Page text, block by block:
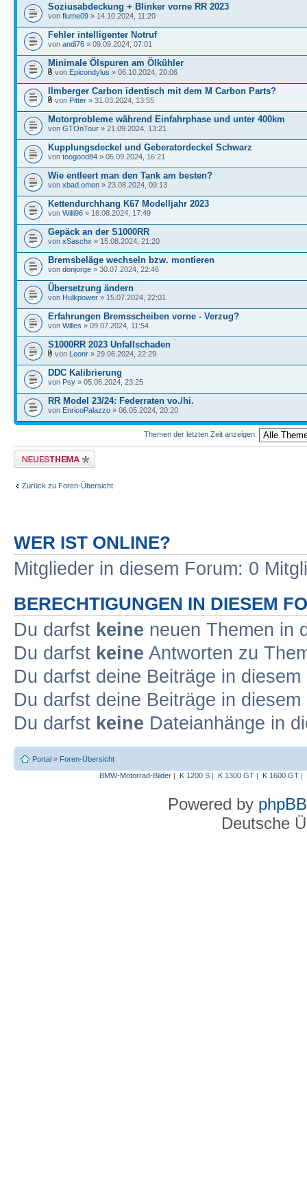
Soziusabdeckung + Blinker vorne RR 2023
von fiume09 » 14.10.2024, 11:20
Fehler intelligenter Notruf
von andi76 » 09.09.2024, 07:01
Minimale Ölspuren am Ölkühler
von Epicondylus » 06.10.2024, 20:06
Ilmberger Carbon identisch mit dem M Carbon Parts?
von Pitter » 31.03.2024, 13:55
Motorprobleme während Einfahrphase und unter 400km
von GTOnTour » 21.09.2024, 13:21
Kupplungsdeckel und Geberatordeckel Schwarz
von toogood84 » 05.09.2024, 16:21
Wie entleert man den Tank am besten?
von xbad.omen » 23.08.2024, 09:13
Kettendurchhang K67 Modelljahr 2023
von Willi96 » 16.08.2024, 17:49
Gepäck an der S1000RR
von xSaschx » 15.08.2024, 21:20
Bremsbeläge wechseln bzw. montieren
von donjorge » 30.07.2024, 22:46
Übersetzung ändern
von Hulkpower » 15.07.2024, 22:01
Erfahrungen Bremsscheiben vorne - Verzug?
von Willes » 09.07.2024, 11:54
S1000RR 2023 Unfallschaden
von Leonr » 29.06.2024, 22:29
DDC Kalibrierung
von Psy » 05.06.2024, 23:25
RR Model 23/24: Federraten vo./hi.
von EnricoPalazzo » 06.05.2024, 20:20
Themen der letzten Zeit anzeigen:
Neues Thema erstellen
Zurück zu Foren-Übersicht
WER IST ONLINE?
Mitglieder in diesem Forum: 0
BERECHTIGUNGEN IN DIESEM
Du darfst keine neuen Themen in
Du darfst keine Antworten zu
Du darfst deine Beiträge in
Du darfst deine Beiträge in
Du darfst keine Dateianhänge in
Portal » Foren-Übersicht
BMW-Motorrad-Bilder| K 1200 S| K 1300 GT| K 1600 GT|
Powered by phpBB
Deutsche